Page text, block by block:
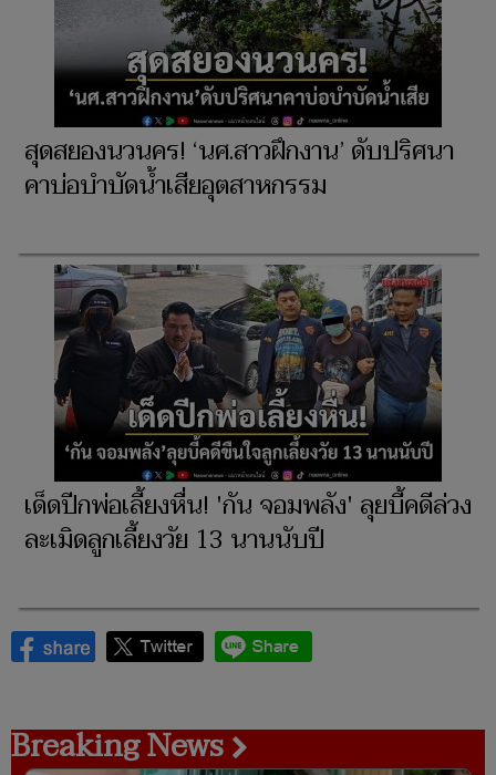
สุดสยองนวนคร! ‘นศ.สาวฝึกงาน’ ดับปริศนา
คาบ่อบำบัดน้ำเสียอุตสาหกรรม
เด็ดปีกพ่อเลี้ยงหื่น! 'กัน จอมพลัง' ลุยบี้คดีล่วง
ละเมิดลูกเลี้ยงวัย 13 นานนับปี
Breaking News